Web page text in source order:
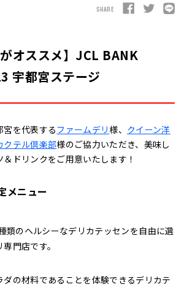
SHARE
がオススメ】JCL BANK
宇都宮ステージ
宮を代表する ファームデリ様、 クイーン洋
クテル倶楽部様のご協力いただき、美味し
ドリンクをご用意いたします！
メニュー
類のヘルシーなデリカテッセンを自由に選
門店です。
ダの材料であることを体験できるデリカテ